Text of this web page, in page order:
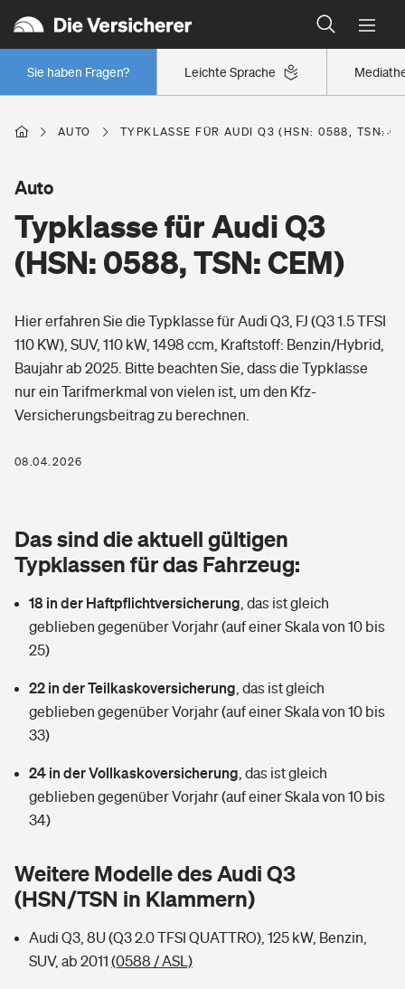
Leichte Sprache
Sie haben Fragen?
Wer versichert was: Jetzt Versicherer finden
Regionalklassen: So ist Ihre Region eingestuft
Wer versichert was: Jetzt Versicherer finden
Berufsunfähigkeitsversicherung
Erwerbsunfähigkeitsversicherung
Grundfähigkeitsversicherung
Arbeitsrechtsschutz
Berufshaftpflichtversicherung
Zur Übersicht
Tools
Wer versichert was: Jetzt Versicherer finden
Sie haben Fragen?
Wohnen
Glasversicherung
Mietkautionsversicherung
Restkreditversicherung
Zur Übersicht
Tools
Wer versichert was: Jetzt Versicherer finden
Sie haben Fragen?
Freizeit
Pri­vate Haft­pflicht­
Kinderunfall­ver­si­che­rung
Kinderinvalidität
Hundehalter-Haftpflicht
Handyversicherung
Musikinstrumentenversicherung
Zur Übersicht
Gesundheit
Private Krankenversicherung
Dread-Disease-Versicherung
Tierkrankenversicherung
Zur Übersicht
Tools
Wer versichert was: Jetzt Versicherer finden
Sie haben Fragen?
Rentenrechner: Wie viel Geld bekomme ich im Alter?
AUTO TYPKLASSE FÜR AUDI Q3 (HSN: 0588, TSN:
Typklasse für Audi Q3
(HSN: 0588, TSN: CEM)
Auto
Hier erfahren Sie die Typklasse für Audi Q3, FJ (Q3 1.5 TFSI
110 KW), SUV, 110 kW, 1498 ccm, Kraftstoff: Benzin/Hybrid,
Baujahr ab 2025. Bitte beachten Sie, dass die Typklasse
nur ein Tarifmerkmal von vielen ist, um den Kfz-
Versicherungsbeitrag zu berechnen.
08.04.2026
Das sind die aktuell gültigen
Typklassen für das Fahrzeug:
18 in der Haftpflichtversicherung das ist gleich
geblieben gegenüber Vorjahr (auf einer Skala von 10 bis
25)
22 in der Teilkaskoversicherung das ist gleich
geblieben gegenüber Vorjahr (auf einer Skala von 10 bis
33)
24 in der Vollkaskoversicherung das ist gleich
geblieben gegenüber Vorjahr (auf einer Skala von 10 bis
34)
Weitere Modelle des Audi Q3
(HSN/TSN in Klammern)
Audi Q3, 8U (Q3 2.0 TFSI QUATTRO), 125 kW, Benzin,
SUV, ab 2011 (0588 / ASL)